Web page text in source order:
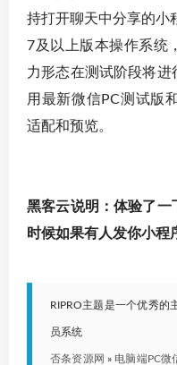
持打开聊天中分享的小
7及以上版本操作系统
力形态在测试阶段将
用最新微信PC测试版
适配和预览。
黑客云说明：体验了一
时候如果有人发你小程
RIPRO主题是一个优秀的
员系统
否条资源网 » 电脑端PC微